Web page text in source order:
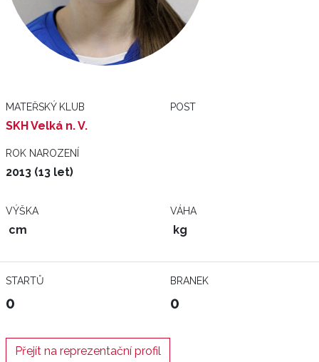
MATEŘSKÝ KLUB
SKH Velká n. V.
POST
ROK NAROZENÍ
2013 (13 let)
VÝŠKA
cm
VÁHA
kg
STARTŮ
0
BRANEK
0
Přejít na reprezentační profil